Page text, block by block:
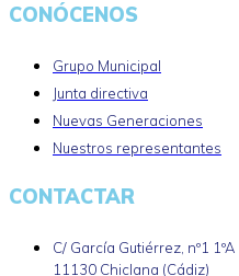
CONÓCENOS
Grupo Municipal
Junta directiva
Nuevas Generaciones
Nuestros representantes
CONTACTAR
C/ García Gutiérrez, nº1 1ºA
11130 Chiclana (Cádiz)